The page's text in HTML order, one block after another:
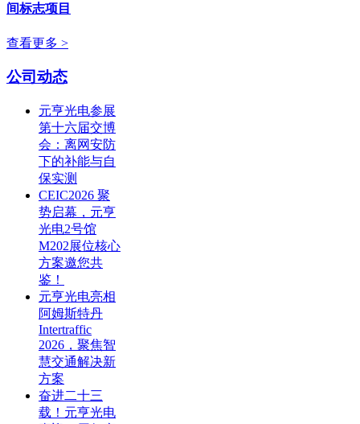
间标志项目
查看更多 >
公司动态
元亨光电参展
第十六届交博
会：离网安防
下的补能与自
保实测
CEIC2026 聚
势启幕，元亨
光电2号馆
M202展位核心
方案邀您共
鉴！
元亨光电亮相
阿姆斯特丹
Intertraffic
2026，聚焦智
慧交通解决新
方案
奋进二十三
载！元亨光电